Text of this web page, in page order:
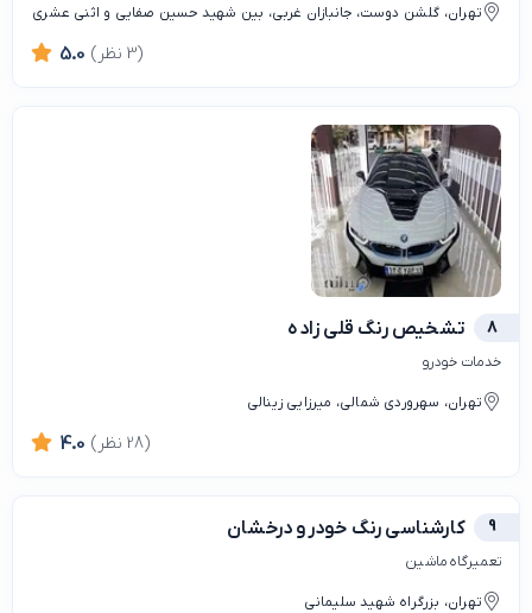
تهران، گلشن دوست، جانبازان غربی، بین شهید حسین صفایی و اثنی عشری
5.0 (3 نظر)
8 تشخیص رنگ قلی زاده
خدمات خودرو
تهران، سهروردی شمالی، میرزایی زینالی
4.0 (28 نظر)
9 کارشناسی رنگ خودرو درخشان
تعمیرگاه ماشین
تهران، بزرگراه شهید سلیمانی